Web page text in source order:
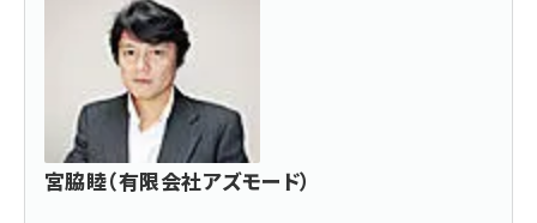
宮脇睦（有限会社アズモード）